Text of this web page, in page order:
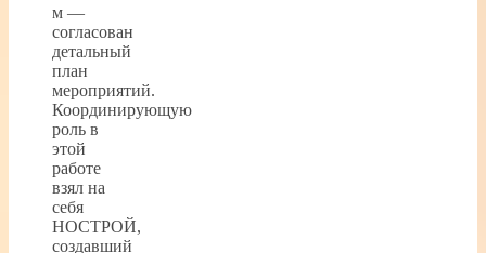
м —
согласован
детальный
план
мероприятий.
Координирующую
роль в
этой
работе
взял на
себя
НОСТРОЙ,
создавший